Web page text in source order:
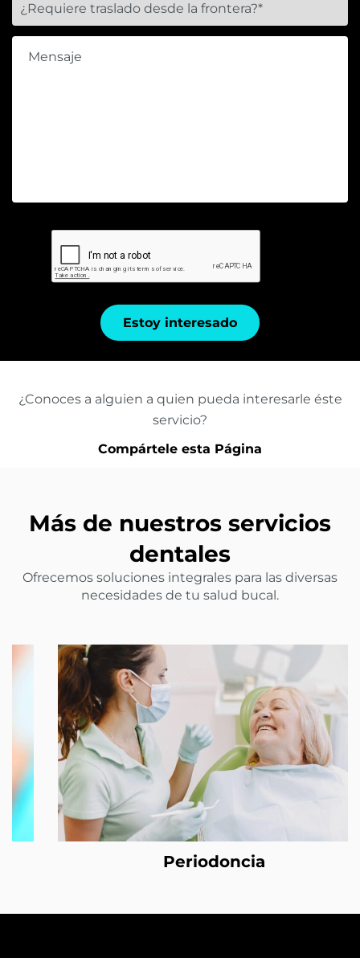
Estoy interesado
¿Conoces a alguien a quien pueda interesarle éste
servicio?
Compártele esta Página
Más de nuestros servicios
dentales
Ofrecemos soluciones integrales para las diversas
necesidades de tu salud bucal.
Periodoncia